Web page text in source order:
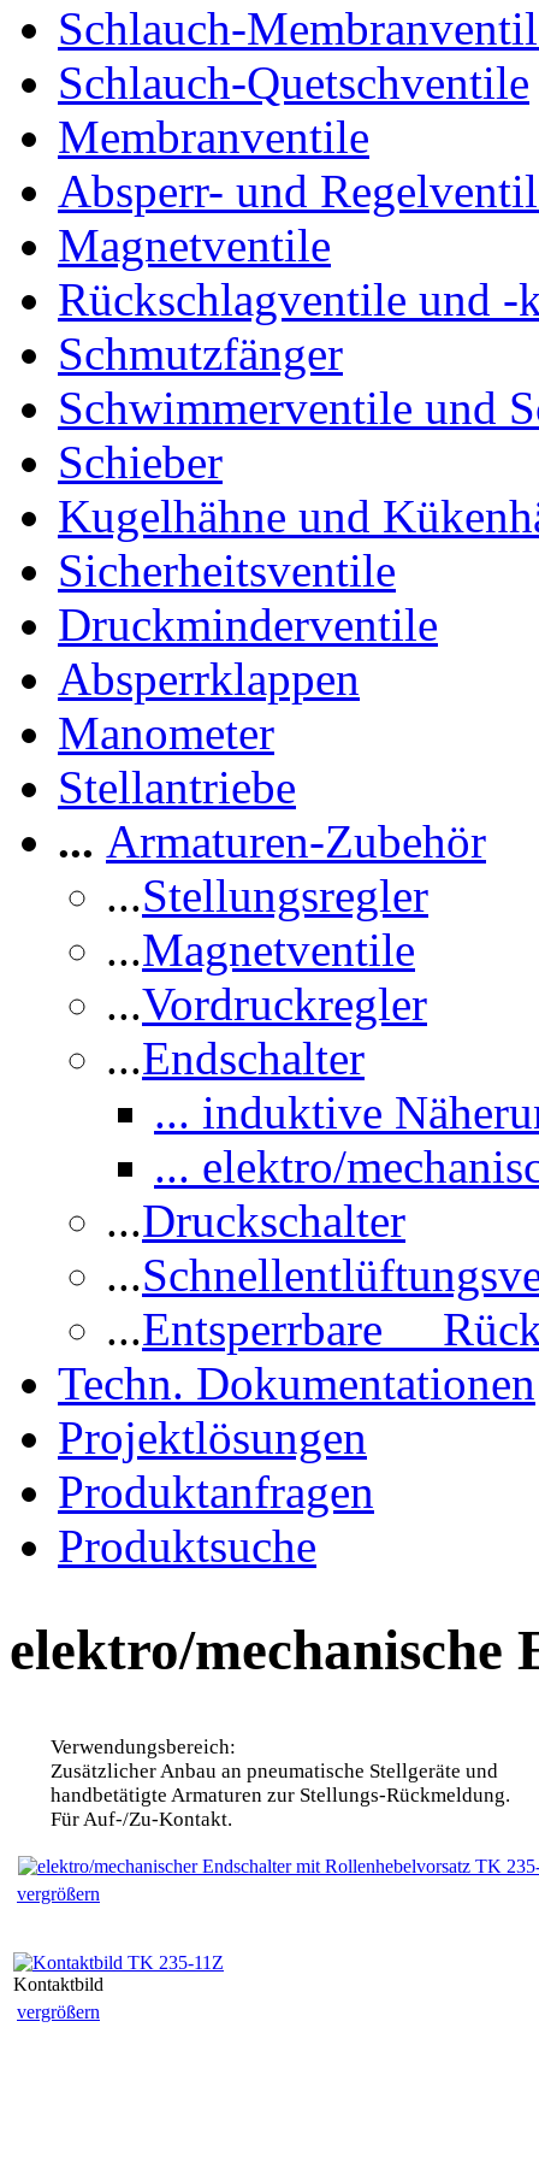
Schlauch-
Schlauch-Quetschventile
Membranventile
Absperr- und
Magnetventile
Rückschlagventile und -
Schmutzfänger
Schwimmerventile und
Schieber
Kugelhähne und
Sicherheitsventile
Druckminderventile
Absperrklappen
Manometer
Stellantriebe
... Armaturen-Zubehör
...Stellungsregler
...Magnetventile
...Vordruckregler
...Endschalter
... induktive
... elektro/
...Druckschalter
...
...Entsperrbare
Techn. Dokumentationen
Projektlösungen
Produktanfragen
Produktsuche
elektro/mechanische
Verwendungsbereich:
Zusätzlicher Anbau an pneumatische Stellgeräte und
handbetätigte Armaturen zur Stellungs-Rückmeldung.
Für Auf-/Zu-Kontakt.
vergrößern
Kontaktbild
vergrößern